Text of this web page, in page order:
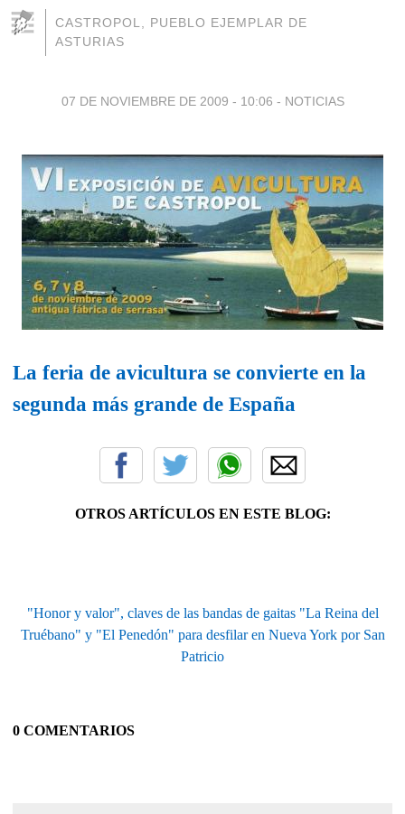
CASTROPOL, PUEBLO EJEMPLAR DE
ASTURIAS
07 DE NOVIEMBRE DE 2009 - 10:06 - NOTICIAS
La feria de avicultura se convierte en la
segunda más grande de España
OTROS ARTÍCULOS EN ESTE BLOG:
"Honor y valor", claves de las bandas de gaitas "La Reina del
Truébano" y "El Penedón" para desfilar en Nueva York por San
Patricio
0 COMENTARIOS